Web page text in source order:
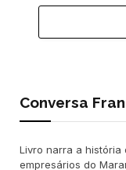
Conversa
Livro narra a história
empresários do